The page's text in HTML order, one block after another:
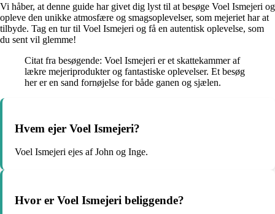
Vi håber, at denne guide har givet dig lyst til at besøge Voel Ismejeri og
opleve den unikke atmosfære og smagsoplevelser, som mejeriet har at
tilbyde. Tag en tur til Voel Ismejeri og få en autentisk oplevelse, som
du sent vil glemme!
Citat fra besøgende: Voel Ismejeri er et skattekammer af
lækre mejeriprodukter og fantastiske oplevelser. Et besøg
her er en sand fornøjelse for både ganen og sjælen.
Hvem ejer Voel Ismejeri?
Voel Ismejeri ejes af John og Inge.
Hvor er Voel Ismejeri beliggende?